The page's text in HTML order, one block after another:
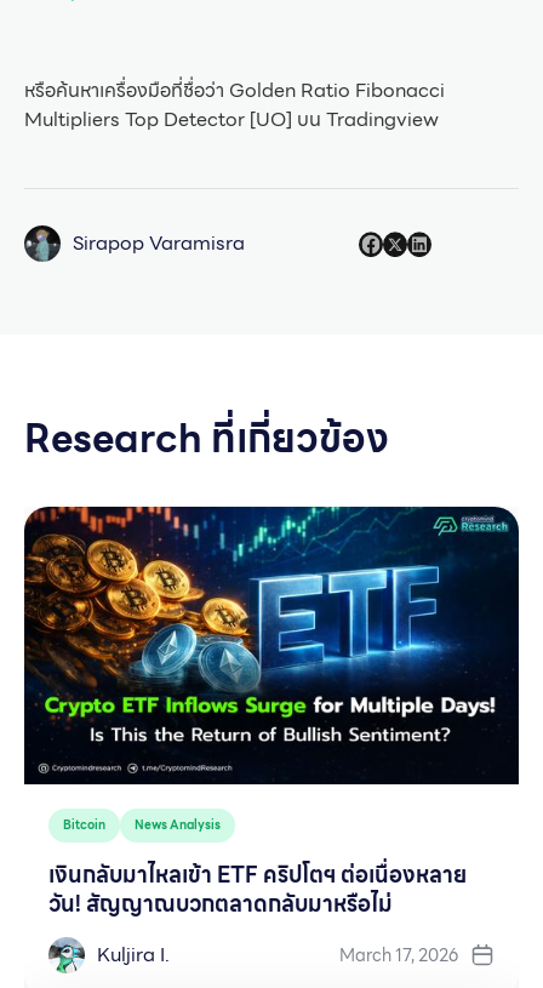
หรือค้นหาเครื่องมือที่ชื่อว่า Golden Ratio Fibonacci
Multipliers Top Detector [UO] บน Tradingview
Sirapop Varamisra
Research ที่เกี่ยวข้อง
Bitcoin News Analysis
เงินกลับมาไหลเข้า ETF คริปโตฯ ต่อเนื่องหลาย
วัน! สัญญาณบวกตลาดกลับมาหรือไม่
Kuljira I. March 17, 2026